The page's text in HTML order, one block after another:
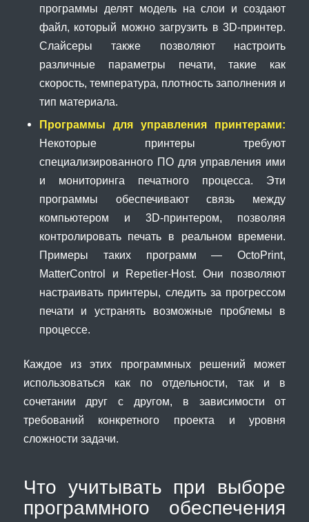
программы делят модель на слои и создают
файл, который можно загрузить в 3D-принтер.
Слайсеры также позволяют настроить
различные параметры печати, такие как
скорость, температура, плотность заполнения и
тип материала.
Программы для управления принтерами:
Некоторые принтеры требуют
специализированного ПО для управления ими
и мониторинга печатного процесса. Эти
программы обеспечивают связь между
компьютером и 3D-принтером, позволяя
контролировать печать в реальном времени.
Примеры таких программ — OctoPrint,
MatterControl и Repetier-Host. Они позволяют
настраивать принтеры, следить за прогрессом
печати и устранять возможные проблемы в
процессе.
Каждое из этих программных решений может
использоваться как по отдельности, так и в
сочетании друг с другом, в зависимости от
требований конкретного проекта и уровня
сложности задачи.
Что учитывать при выборе
программного обеспечения